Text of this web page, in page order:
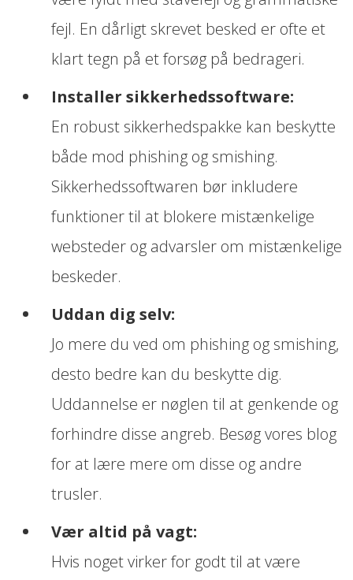
fejl. En dårligt skrevet besked er ofte et
klart tegn på et forsøg på bedrageri.
Installer sikkerhedssoftware:
En robust sikkerhedspakke kan beskytte
både mod phishing og smishing.
Sikkerhedssoftwaren bør inkludere
funktioner til at blokere mistænkelige
websteder og advarsler om mistænkelige
beskeder.
Uddan dig selv:
Jo mere du ved om phishing og smishing,
desto bedre kan du beskytte dig.
Uddannelse er nøglen til at genkende og
forhindre disse angreb. Besøg vores blog
for at lære mere om disse og andre
trusler.
Vær altid på vagt:
Hvis noget virker for godt til at være